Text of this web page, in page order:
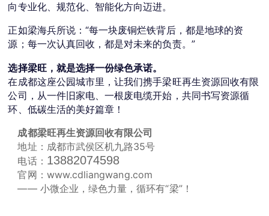
向专业化、规范化、智能化方向迈进。
正如梁海兵所说：“每一块废铜烂铁背后，都是地球的资
源；每一次认真回收，都是对未来的负责。”
选择梁旺，就是选择一份绿色承诺。
在成都这座公园城市里，让我们携手梁旺再生资源回收有限
公司，从一件旧家电、一根废电缆开始，共同书写资源循
环、低碳生活的美好篇章！
成都梁旺再生资源回收有限公司
地址：成都市武侯区机九路35号
电话： 13882074598
官网： www.cdliangwang.com
—— 小微企业，绿色力量，循环有“梁”！